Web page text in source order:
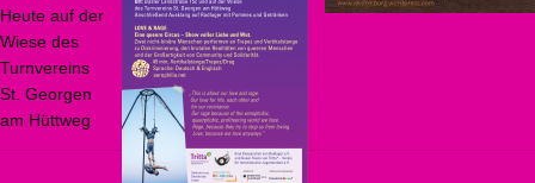
Heute auf der
Wiese des
Turnvereins
St. Georgen
am Hüttweg